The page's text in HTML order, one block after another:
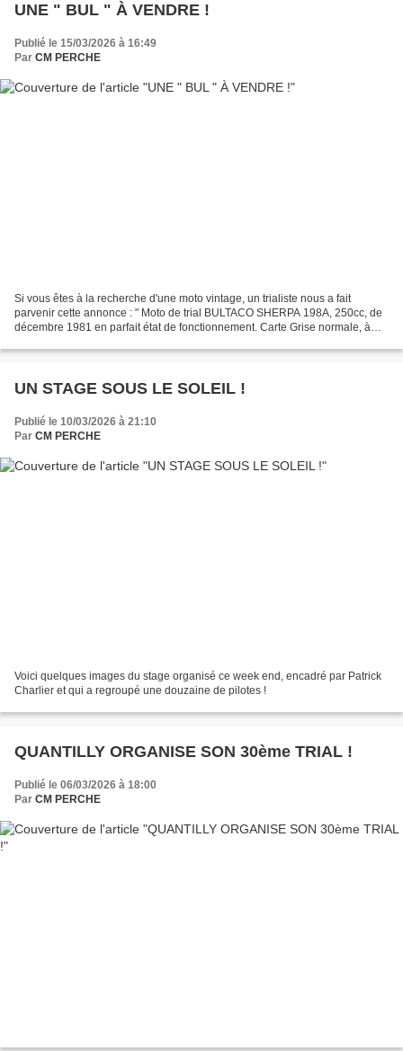
UNE " BUL " À VENDRE !
Publié le 15/03/2026 à 16:49
Par CM PERCHE
Si vous êtes à la recherche d'une moto vintage, un trialiste nous a fait
parvenir cette annonce : " Moto de trial BULTACO SHERPA 198A, 250cc, de
décembre 1981 en parfait état de fonctionnement. Carte Grise normale, à
UN STAGE SOUS LE SOLEIL !
Publié le 10/03/2026 à 21:10
Par CM PERCHE
Voici quelques images du stage organisé ce week end, encadré par Patrick
Charlier et qui a regroupé une douzaine de pilotes !
QUANTILLY ORGANISE SON 30ème TRIAL !
Publié le 06/03/2026 à 18:00
Par CM PERCHE